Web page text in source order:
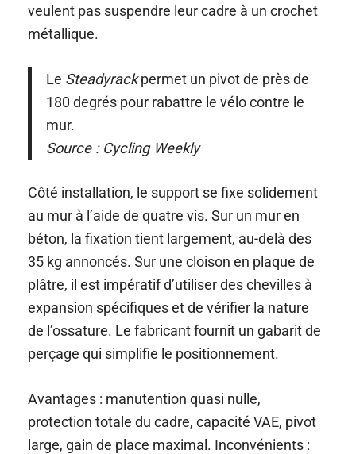
veulent pas suspendre leur cadre à un crochet
métallique.
Le Steadyrackpermet un pivot de près de
180 degrés pour rabattre le vélo contre le
mur.
Source : Cycling Weekly
Côté installation, le support se fixe solidement
au mur à l’aide de quatre vis. Sur un mur en
béton, la fixation tient largement, au-delà des
35 kg annoncés. Sur une cloison en plaque de
plâtre, il est impératif d’utiliser des chevilles à
expansion spécifiques et de vérifier la nature
de l’ossature. Le fabricant fournit un gabarit de
perçage qui simplifie le positionnement.
Avantages : manutention quasi nulle,
protection totale du cadre, capacité VAE, pivot
large, gain de place maximal. Inconvénients :